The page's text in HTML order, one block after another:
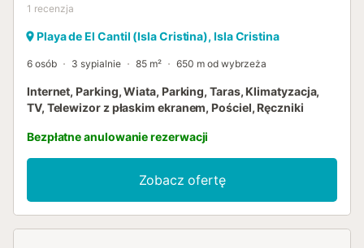
1 recenzja
Playa de El Cantil (Isla Cristina), Isla Cristina
6 osób 3 sypialnie 85 m² 650 m od wybrzeża
Internet, Parking, Wiata, Parking, Taras, Klimatyzacja,
TV, Telewizor z płaskim ekranem, Pościel, Ręczniki
Bezpłatne anulowanie rezerwacji
Zobacz ofertę